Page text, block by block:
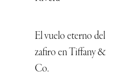
El vuelo eterno del
zafiro en Tiffany &
Co.